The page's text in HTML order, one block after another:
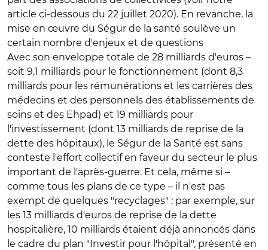
article ci-dessous du 22 juillet 2020). En revanche, la
mise en œuvre du Ségur de la santé soulève un
certain nombre d'enjeux et de questions
Avec son enveloppe totale de 28 milliards d'euros –
soit 9,1 milliards pour le fonctionnement (dont 8,3
milliards pour les rémunérations et les carrières des
médecins et des personnels des établissements de
soins et des Ehpad) et 19 milliards pour
l'investissement (dont 13 milliards de reprise de la
dette des hôpitaux), le Ségur de la Santé est sans
conteste l'effort collectif en faveur du secteur le plus
important de l'après-guerre. Et cela, même si –
comme tous les plans de ce type – il n'est pas
exempt de quelques "recyclages" : par exemple, sur
les 13 milliards d'euros de reprise de la dette
hospitalière, 10 milliards étaient déjà annoncés dans
le cadre du plan "Investir pour l'hôpital", présenté en